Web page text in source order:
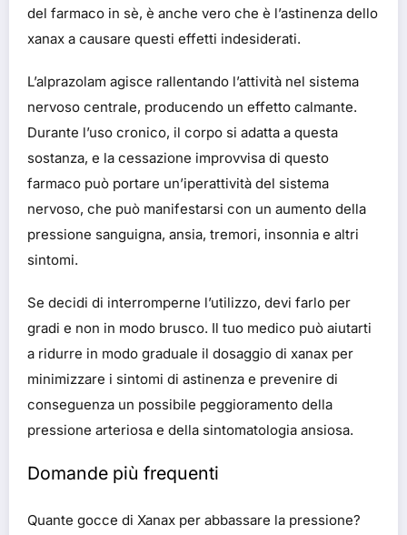
del farmaco in sè, è anche vero che è l’astinenza dello
xanax a causare questi effetti indesiderati.
L’alprazolam agisce rallentando l’attività nel sistema
nervoso centrale, producendo un effetto calmante.
Durante l’uso cronico, il corpo si adatta a questa
sostanza, e la cessazione improvvisa di questo
farmaco può portare un’iperattività del sistema
nervoso, che può manifestarsi con un aumento della
pressione sanguigna, ansia, tremori, insonnia e altri
sintomi.
Se decidi di interromperne l’utilizzo, devi farlo per
gradi e non in modo brusco. Il tuo medico può aiutarti
a ridurre in modo graduale il dosaggio di xanax per
minimizzare i sintomi di astinenza e prevenire di
conseguenza un possibile peggioramento della
pressione arteriosa e della sintomatologia ansiosa.
Domande più frequenti
Quante gocce di Xanax per abbassare la pressione?